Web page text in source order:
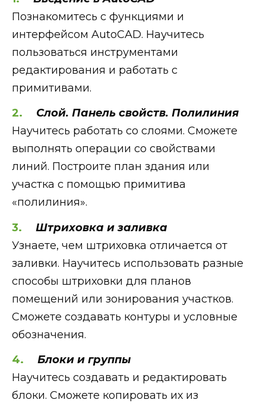
Познакомитесь с функциями и
интерфейсом AutoCAD. Научитесь
пользоваться инструментами
редактирования и работать с
примитивами.
Слой. Панель свойств. Полилиния
Научитесь работать со слоями. Сможете
выполнять операции со свойствами
линий. Построите план здания или
участка с помощью примитива
«‎полилиния».
Штриховка и заливка
Узнаете, чем штриховка отличается от
заливки. Научитесь использовать разные
способы штриховки для планов
помещений или зонирования участков.
Сможете создавать контуры и условные
обозначения.
Блоки и группы
Научитесь создавать и редактировать
блоки. Сможете копировать их из